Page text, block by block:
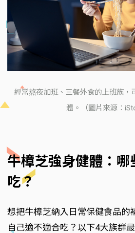
經常熬夜加班、三餐外食的上班族，
體。（圖片來源：
牛樟芝強身健體：哪
吃？
想把牛樟芝納入日常保健食品的
自己適不適合吃？以下4大族群